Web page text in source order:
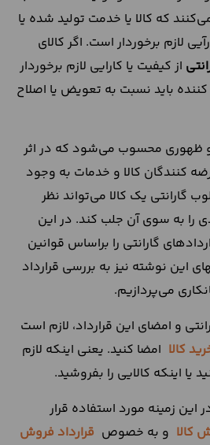
که کالا یا خدمت تولید شده یا
لازم برخوردار است. اگر کالای
از کیفیت یا کارایی لازم برخوردار
باید نسبت به تعویض یا اصلاح
نو ظهوری محسوب می‌شود که در اثر
کنندگان کالا و خدمات به وجود
گارانتی یک کالا می‌تواند نظر
را به سوی آن جلب کند. در این
گارانتی را براساس قوانین
این نوشته نیز به بررسی قرارداد
می‌پردازیم.
و امضای این قرارداد، لازم است
کالا امضا کنید. یعنی اینکه لازم
یا اینکه کالایی را بفروشید.
این زمینه مورد استفاده قرار
کالا و به خصوص قرارداد فروش